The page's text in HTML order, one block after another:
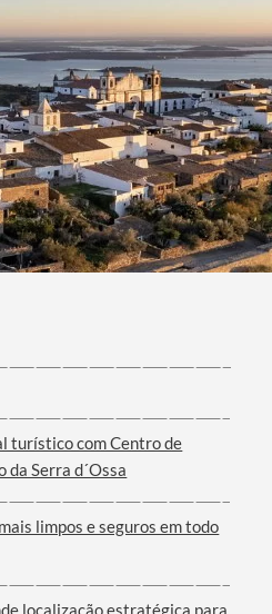
turístico com Centro de
Serra d´Ossa
limpos e seguros em todo
localização estratégica para